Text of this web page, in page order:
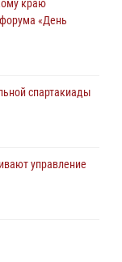
пограничниками
для детей
Росгвардии по
краю
«День
спартакиады
управление